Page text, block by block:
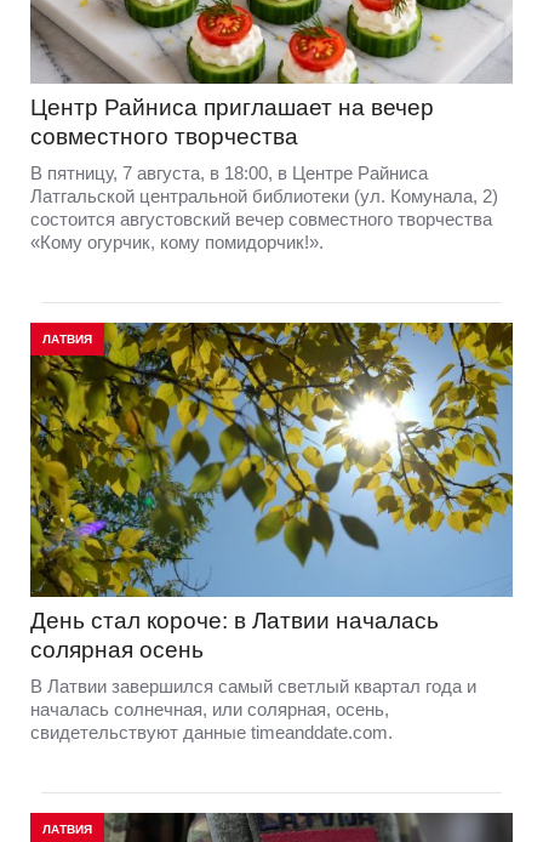
Центр Райниса приглашает на вечер
совместного творчества
В пятницу, 7 августа, в 18:00, в Центре Райниса
Латгальской центральной библиотеки (ул. Комунала, 2)
состоится августовский вечер совместного творчества
«Кому огурчик, кому помидорчик!».
ЛАТВИЯ
День стал короче: в Латвии началась
солярная осень
В Латвии завершился самый светлый квартал года и
началась солнечная, или солярная, осень,
свидетельствуют данные timeanddate.com.
ЛАТВИЯ